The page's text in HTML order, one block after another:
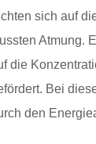
sich auf
Atmung.
die
Bei
den